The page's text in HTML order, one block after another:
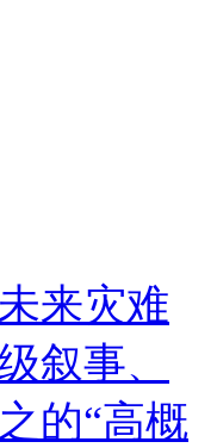
来灾难
叙事、
的“高概